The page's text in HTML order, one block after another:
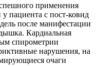
применения
пациента с пост-ковид
после манифестации
Кардиальная
спирометрии
нарушения, на
очаги